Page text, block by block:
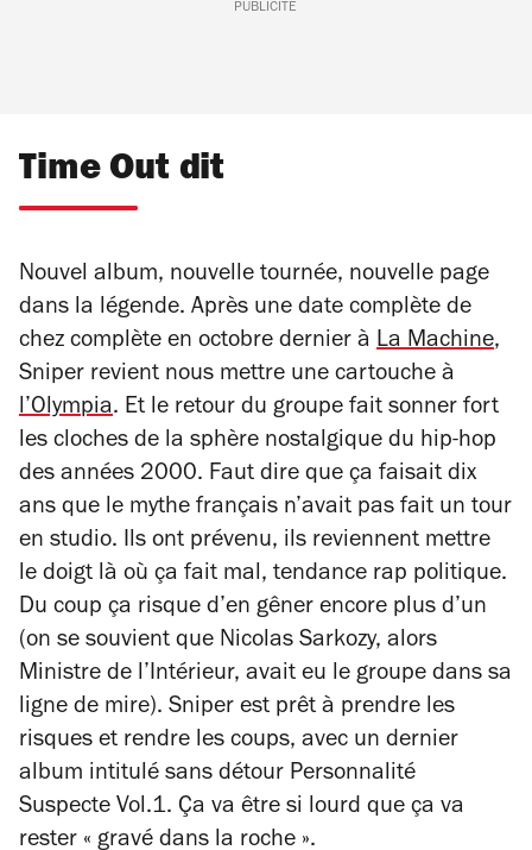
PUBLICITÉ
Time Out dit
Nouvel album, nouvelle tournée, nouvelle page
dans la légende. Après une date complète de
chez complète en octobre dernier à La Machine,
Sniper revient nous mettre une cartouche à
l’Olympia. Et le retour du groupe fait sonner fort
les cloches de la sphère nostalgique du hip-hop
des années 2000. Faut dire que ça faisait dix
ans que le mythe français n’avait pas fait un tour
en studio. Ils ont prévenu, ils reviennent mettre
le doigt là où ça fait mal, tendance rap politique.
Du coup ça risque d’en gêner encore plus d’un
(on se souvient que Nicolas Sarkozy, alors
Ministre de l’Intérieur, avait eu le groupe dans sa
ligne de mire). Sniper est prêt à prendre les
risques et rendre les coups, avec un dernier
album intitulé sans détour Personnalité
Suspecte Vol.1. Ça va être si lourd que ça va
rester « gravé dans la roche ».